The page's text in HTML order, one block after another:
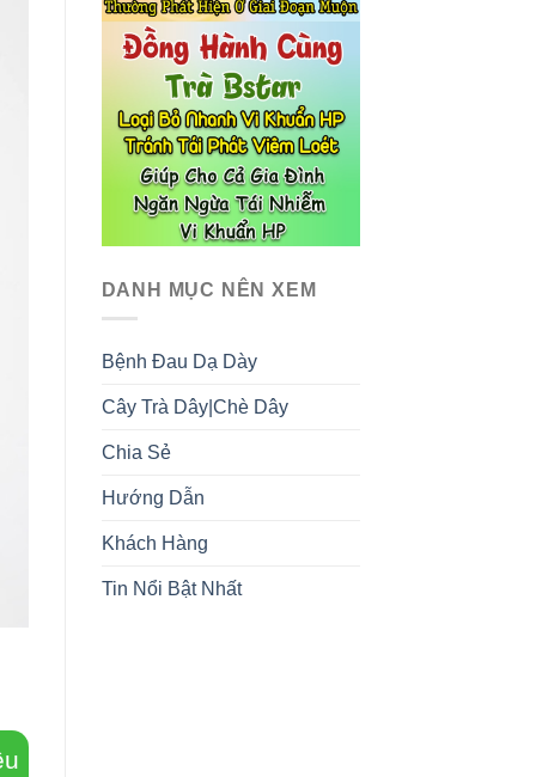
DANH MỤC NÊN XEM
Bệnh Đau Dạ Dày
Cây Trà Dây|Chè Dây
Chia Sẻ
Hướng Dẫn
Khách Hàng
Tin Nổi Bật Nhất